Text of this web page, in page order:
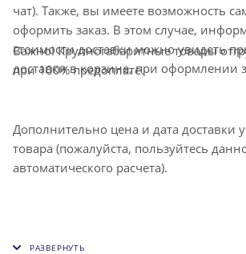
чат). Также, вы имеете возможность
оформить заказ. В этом случае,
стоимости доставки можно увидеть
доставки в корзине, при оформлении
Важно! Крупногабаритные товары
при 100% предоплате.
Дополнительно цена и дата доставки
товара (пожалуйста, пользуйтесь
автоматического расчета).